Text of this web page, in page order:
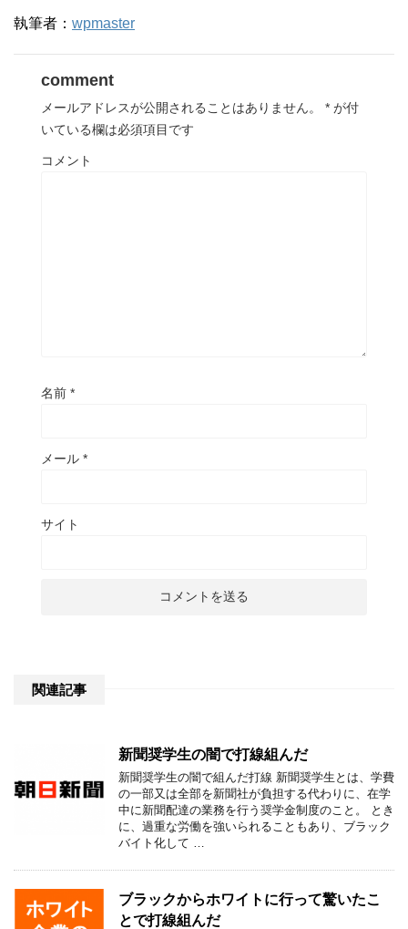
執筆者： wpmaster
comment
メールアドレスが公開されることはありません。 * が付
いている欄は必須項目です
コメント
名前 *
メール *
サイト
関連記事
新聞奨学生の闇で打線組んだ
新聞奨学生の闇で組んだ打線 新聞奨学生とは、学費
の一部又は全部を新聞社が負担する代わりに、在学
中に新聞配達の業務を行う奨学金制度のこと。 とき
に、過重な労働を強いられることもあり、ブラック
バイト化して …
ブラックからホワイトに行って驚いたこ
とで打線組んだ